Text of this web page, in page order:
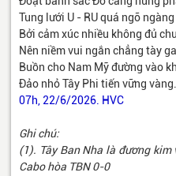
Tung lưới U - RU quá ngỡ ngàng
Bởi cảm xúc nhiều không đủ
Nên niềm vui ngắn chẳng tày
Buồn cho Nam Mỹ đường vào
Đảo nhỏ Tây Phi tiến vững vàng.
07h, 22/6/2026. HVC
Ghi chú:
(1). Tây Ban Nha là đương kim
Cabo hòa TBN 0-0